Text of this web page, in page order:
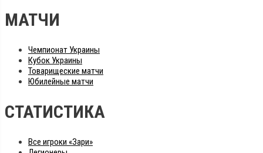
МАТЧИ
Чемпионат Украины
Кубок Украины
Товарищеские матчи
Юбилейные матчи
СТАТИСТИКА
Все игроки «Зари»